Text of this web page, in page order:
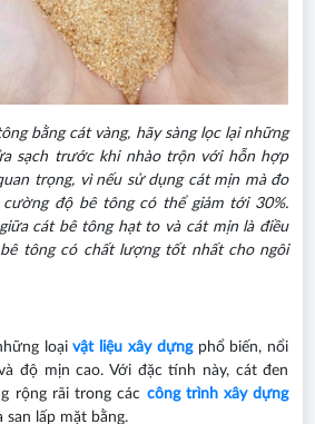
bằng cát vàng, hãy sàng lọc lại những
sạch trước khi nhào trộn với hỗn hợp
trọng, vì nếu sử dụng cát mịn mà đo
độ bê tông có thể giảm tới 30%.
cát bê tông hạt to và cát mịn là điều
tông có chất lượng tốt nhất cho ngôi
loạivật liệu xây dựngphổ biến, nổi
độ mịn cao. Với đặc tính này, cát đen
rộng rãi trong các công trình xây dựng
san lấp mặt bằng.